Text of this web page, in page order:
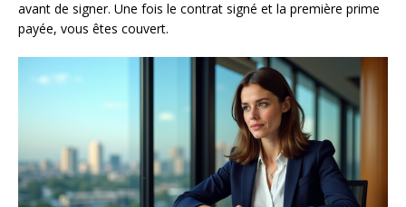
avant de signer. Une fois le contrat signé et la première prime
payée, vous êtes couvert.